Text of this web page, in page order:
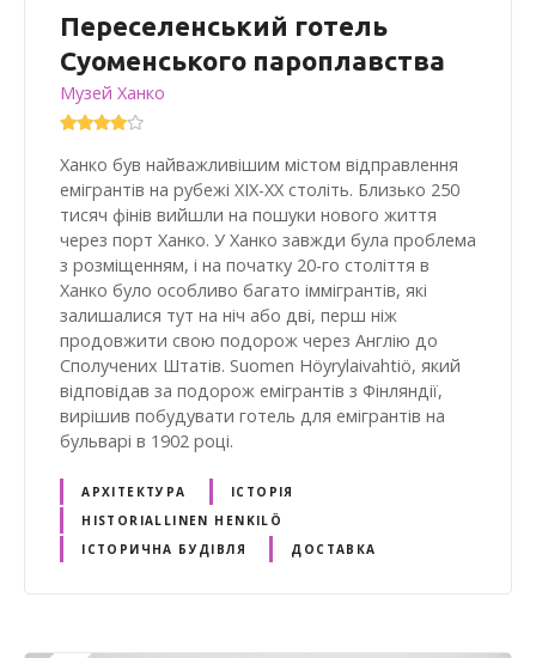
Переселенський готель
Суоменського пароплавства
Музей Ханко
Ханко був найважливішим містом відправлення
емігрантів на рубежі ХІХ-ХХ століть. Близько 250
тисяч фінів вийшли на пошуки нового життя
через порт Ханко. У Ханко завжди була проблема
з розміщенням, і на початку 20-го століття в
Ханко було особливо багато іммігрантів, які
залишалися тут на ніч або дві, перш ніж
продовжити свою подорож через Англію до
Сполучених Штатів. Suomen Höyrylaivahtiö, який
відповідав за подорож емігрантів з Фінляндії,
вирішив побудувати готель для емігрантів на
бульварі в 1902 році.
АРХІТЕКТУРА
ІСТОРІЯ
HISTORIALLINEN HENKILÖ
ІСТОРИЧНА БУДІВЛЯ
ДОСТАВКА